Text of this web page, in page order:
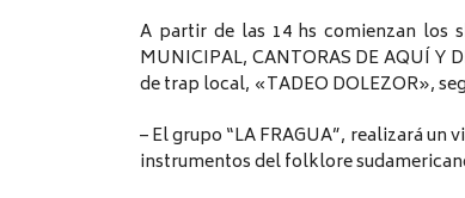
A partir de las 14 hs comienzan los
MUNICIPAL, CANTORAS DE AQUÍ Y
de trap local, «TADEO DOLEZOR»,
– El grupo “LA FRAGUA”, realizará
instrumentos del folklore